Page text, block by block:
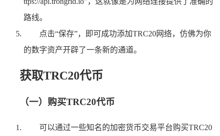
路线。
点击“保存”，即可成功添加TRC20网络，仿佛为你
的数字资产开辟了一条新的通道。
获取TRC20代币
（一）购买TRC20代币
可以通过一些知名的加密货币交易平台购买TRC20